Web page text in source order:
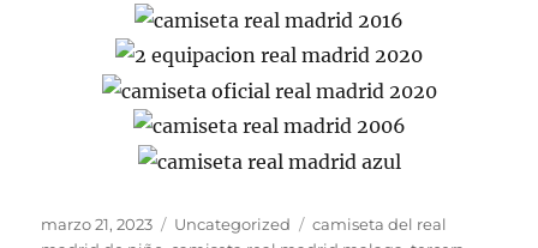
Publicado
marzo 21, 2023 Categorías
Uncategorized Etiquetas
camiseta del real